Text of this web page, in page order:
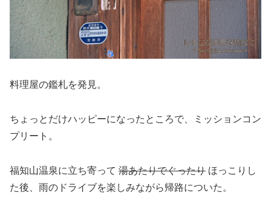
料理屋の鑑札を発見。
ちょっとだけハッピーになったところで、ミッションコン
プリート。
福知山温泉に立ち寄って 湯あたりでぐったり ほっこりし
た後、雨のドライブを楽しみながら帰路についた。